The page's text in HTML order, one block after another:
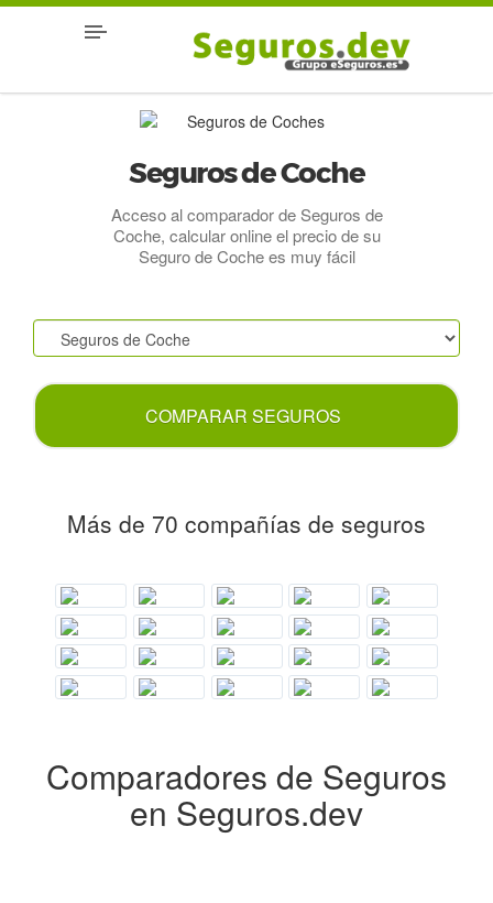
Seguros de Coche
Acceso al comparador de Seguros de
Coche, calcular online el precio de su
Seguro de Coche es muy fácil
COMPARAR SEGUROS
Más de 70 compañías de seguros
Comparadores de Seguros
en Seguros.dev